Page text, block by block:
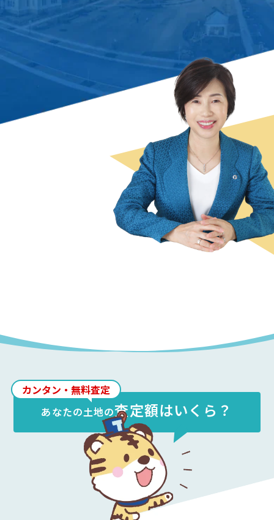
出版書籍86冊：累計80万部出版
不動産売却の
スペシャリスト
カンタン・無料査定
あなたの土地の査定額はいくら？